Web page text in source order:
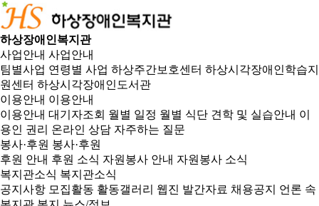
하상장애인복지관
사업안내 사업안내
팀별사업 연령별 사업 하상주간보호센터 하상시각장애인학습지
원센터 하상시각장애인도서관
이용안내 이용안내
이용안내 대기자조회 월별 일정 월별 식단 견학 및 실습안내 이
용인 권리 온라인 상담 자주하는 질문
봉사·후원 봉사·후원
후원 안내 후원 소식 자원봉사 안내 자원봉사 소식
복지관소식 복지관소식
공지사항 모집활동 활동갤러리 웹진 발간자료 채용공지
언론 속